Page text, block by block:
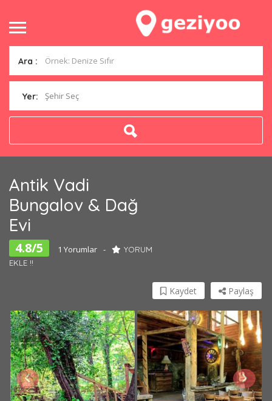
Ara :
Yer: Şehir Seç
Antik Vadi
Bungalov & Dağ
Evi
4.8/5 1 Yorumlar
YORUM
EKLE !!
Paylaş
Kaydet